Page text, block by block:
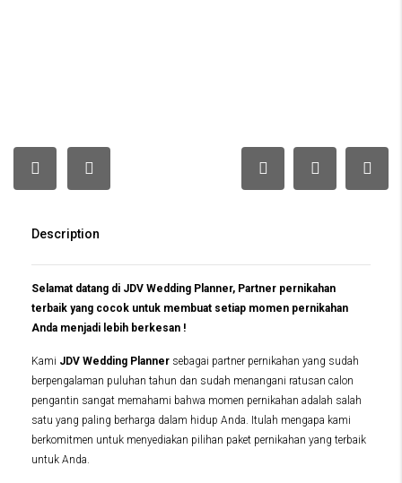
Description
Selamat datang di JDV Wedding Planner, Partner pernikahan
terbaik yang cocok untuk membuat setiap momen pernikahan
Anda menjadi lebih berkesan !
Kami JDV Wedding Planner sebagai partner pernikahan yang sudah
berpengalaman puluhan tahun dan sudah menangani ratusan calon
pengantin sangat memahami bahwa momen pernikahan adalah salah
satu yang paling berharga dalam hidup Anda. Itulah mengapa kami
berkomitmen untuk menyediakan pilihan paket pernikahan yang terbaik
untuk Anda.